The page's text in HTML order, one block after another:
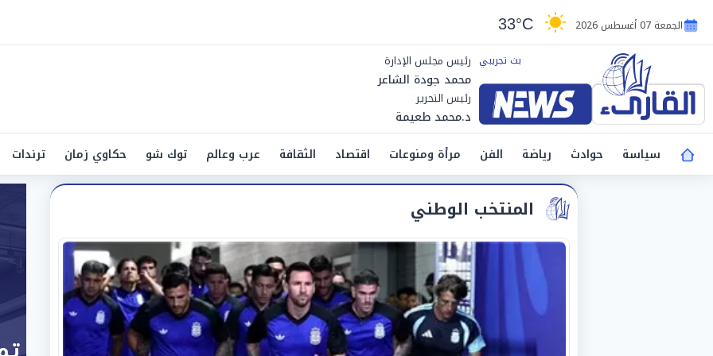
الجمعة 07 أغسطس 2026 33°C
رئيس مجلس الإدارة
محمد جودة الشاعر
رئيس التحرير
د.محمد طعيمة
سياسة
حوادث رياضة الفن مرأة ومنوعات اقتصاد الثقافة عرب وعالم توك شو حكاوي زمان ترندات
المنتخب الوطني